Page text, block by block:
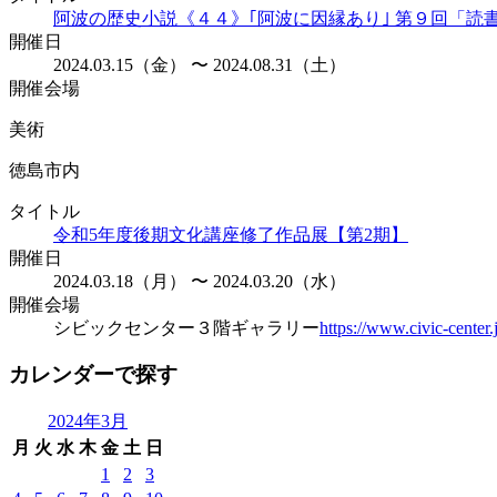
阿波の歴史小説《４４》｢阿波に因縁あり｣ 第９回「読
開催日
2024.03.15（金） 〜 2024.08.31（土）
開催会場
美術
徳島市内
タイトル
令和5年度後期文化講座修了作品展【第2期】
開催日
2024.03.18（月） 〜 2024.03.20（水）
開催会場
シビックセンター３階ギャラリーhttps://www.civic-
カレンダーで探す
2024年3月
月 火 水 木 金 土 日
1 2
3